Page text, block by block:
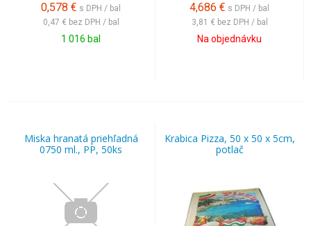
0,578 € s DPH / bal
0,47 € bez DPH / bal
1 016 bal
4,686 € s DPH / bal
3,81 € bez DPH / bal
Na objednávku
Miska hranatá priehľadná
0750 ml., PP, 50ks
Krabica Pizza, 50 x 50 x 5cm,
potlač